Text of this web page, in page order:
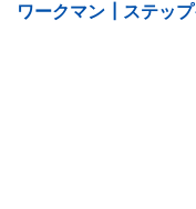
ワークマン┃ステッ